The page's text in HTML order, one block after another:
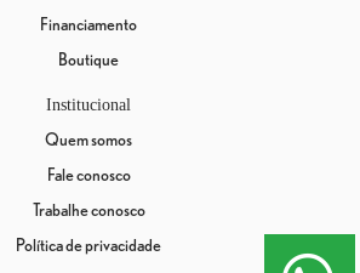
Financiamento
Boutique
Institucional
Quem somos
Fale conosco
Trabalhe conosco
Política de privacidade